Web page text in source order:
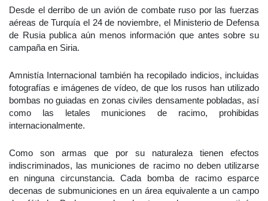
Desde el derribo de un avión de combate ruso por las fuerzas
aéreas de Turquía el 24 de noviembre, el Ministerio de Defensa
de Rusia publica aún menos información que antes sobre su
campaña en Siria.
Amnistía Internacional también ha recopilado indicios, incluidas
fotografías e imágenes de vídeo, de que los rusos han utilizado
bombas no guiadas en zonas civiles densamente pobladas, así
como las letales municiones de racimo, prohibidas
internacionalmente.
Como son armas que por su naturaleza tienen efectos
indiscriminados, las municiones de racimo no deben utilizarse
en ninguna circunstancia. Cada bomba de racimo esparce
decenas de submuniciones en un área equivalente a un campo